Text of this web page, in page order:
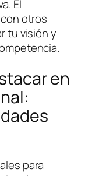
El
otros
tu visión y
en
para